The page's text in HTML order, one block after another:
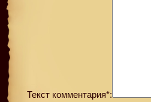
Текст комментария*: